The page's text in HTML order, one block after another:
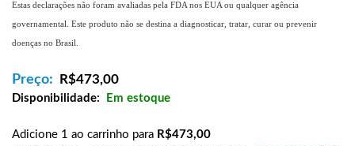
Estas declarações não foram avaliadas pela FDA nos EUA ou qualquer agência
governamental. Este produto não se destina a diagnosticar, tratar, curar ou prevenir
doenças no Brasil.
Preço: R$473,00
Disponibilidade: Em estoque
Adicione 1 ao carrinho para R$473,00